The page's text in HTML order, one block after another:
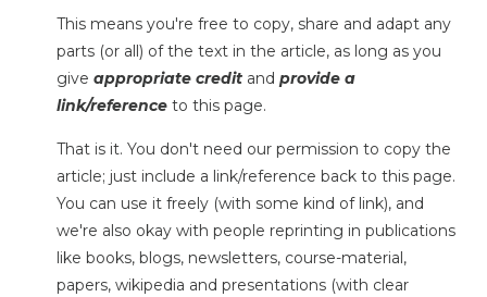
This means you're free to copy, share and adapt any
parts (or all) of the text in the article, as long as you
give appropriate credit and provide a
link/reference to this page.
That is it. You don't need our permission to copy the
article; just include a link/reference back to this page.
You can use it freely (with some kind of link), and
we're also okay with people reprinting in publications
like books, blogs, newsletters, course-material,
papers, wikipedia and presentations (with clear